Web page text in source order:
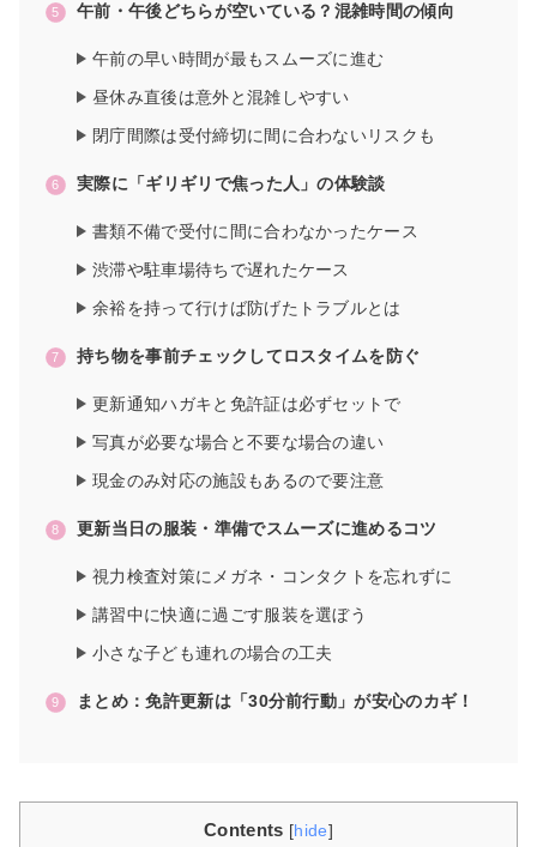
午前・午後どちらが空いている？混雑時間の傾向
午前の早い時間が最もスムーズに進む
昼休み直後は意外と混雑しやすい
閉庁間際は受付締切に間に合わないリスクも
実際に「ギリギリで焦った人」の体験談
書類不備で受付に間に合わなかったケース
渋滞や駐車場待ちで遅れたケース
余裕を持って行けば防げたトラブルとは
持ち物を事前チェックしてロスタイムを防ぐ
更新通知ハガキと免許証は必ずセットで
写真が必要な場合と不要な場合の違い
現金のみ対応の施設もあるので要注意
更新当日の服装・準備でスムーズに進めるコツ
視力検査対策にメガネ・コンタクトを忘れずに
講習中に快適に過ごす服装を選ぼう
小さな子ども連れの場合の工夫
まとめ：免許更新は「30分前行動」が安心のカギ！
Contents [hide]